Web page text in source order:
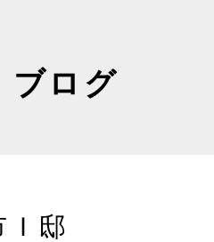
ブログ
Ｉ邸